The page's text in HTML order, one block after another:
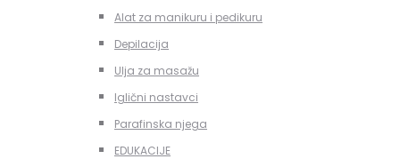
Alat za manikuru i pedikuru
Depilacija
Ulja za masažu
Iglični nastavci
Parafinska njega
EDUKACIJE